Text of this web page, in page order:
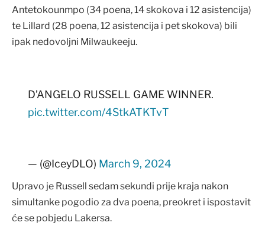
Antetokounmpo (34 poena, 14 skokova i 12 asistencija)
te Lillard (28 poena, 12 asistencija i pet skokova) bili
ipak nedovoljni Milwaukeeju.
D’ANGELO RUSSELL GAME WINNER.
pic.twitter.com/4StkATKTvT
— (@IceyDLO) March 9, 2024
Upravo je Russell sedam sekundi prije kraja nakon
simultanke pogodio za dva poena, preokret i ispostavit
će se pobjedu Lakersa.